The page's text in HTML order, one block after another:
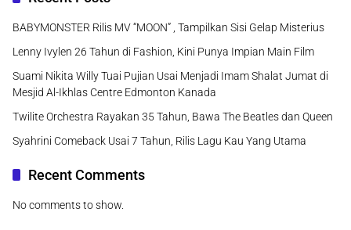
BABYMONSTER Rilis MV “MOON” , Tampilkan Sisi Gelap Misterius
Lenny Ivylen 26 Tahun di Fashion, Kini Punya Impian Main Film
Suami Nikita Willy Tuai Pujian Usai Menjadi Imam Shalat Jumat di
Mesjid Al-Ikhlas Centre Edmonton Kanada
Twilite Orchestra Rayakan 35 Tahun, Bawa The Beatles dan Queen
Syahrini Comeback Usai 7 Tahun, Rilis Lagu Kau Yang Utama
Recent Comments
No comments to show.